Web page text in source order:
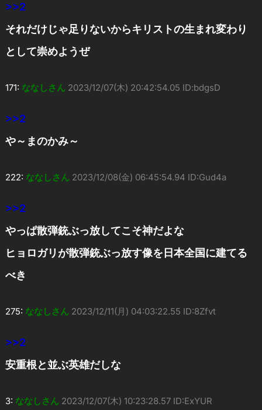
>>2
それだけじゃ足りないからキリストの生まれ変わり
として崇めようぜ
171: ななしさん 2023/12/07(木) 20:42:54.05 ID:bdgsD
>>2
や～まのかみ～
222: ななしさん 2023/12/08(金) 06:45:54.94 ID:Gud4a
>>2
やっぱ散弾銃ぶっ放してこそ神だよな
ヒョロガリが散弾銃ぶっ放す像を日本全国に建てる
べき
275: ななしさん 2023/12/11(月) 04:03:22.55 ID:8Zfvt
>>2
安重根と並ぶ英雄だしな
3: ななしさん 2023/12/07(木) 10:23:28.57 ID:ExYUR